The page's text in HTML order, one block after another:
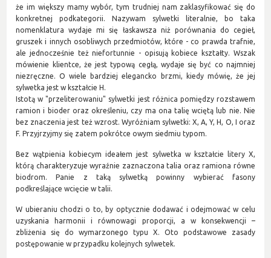
że im większy mamy wybór, tym trudniej nam zaklasyfikować się do
konkretnej podkategorii. Nazywam sylwetki literalnie, bo taka
nomenklatura wydaje mi się łaskawsza niż porównania do cegieł,
gruszek i innych osobliwych przedmiotów, które - co prawda trafnie,
ale jednocześnie też niefortunnie - opisują kobiece kształty. Wszak
mówienie klientce, że jest typową cegłą, wydaje się być co najmniej
niezręczne. O wiele bardziej elegancko brzmi, kiedy mówię, że jej
sylwetka jest w kształcie H.
Istotą w "przeliterowaniu" sylwetki jest różnica pomiędzy rozstawem
ramion i bioder oraz określeniu, czy ma ona talię wciętą lub nie. Nie
bez znaczenia jest też wzrost. Wyróżniam sylwetki: X, A, Y, H, O, I oraz
F. Przyjrzyjmy się zatem pokrótce owym siedmiu typom.
Bez wątpienia kobiecym ideałem jest sylwetka w kształcie litery X,
którą charakteryzuje wyraźnie zaznaczona talia oraz ramiona równe
biodrom. Panie z taką sylwetką powinny wybierać fasony
podkreślające wcięcie w talii.
W ubieraniu chodzi o to, by optycznie dodawać i odejmować w celu
uzyskania harmonii i równowagi proporcji, a w konsekwencji –
zbliżenia się do wymarzonego typu X. Oto podstawowe zasady
postępowanie w przypadku kolejnych sylwetek.